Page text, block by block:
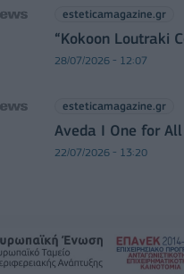
esteticamagazine.gr
“Kokoon Loutraki
28/07/2026 - 12:07
esteticamagazine.gr
Aveda I One for
22/07/2026 - 13:20